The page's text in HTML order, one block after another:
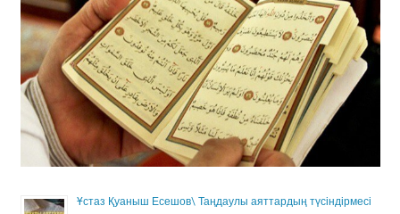
Ұстаз Қуаныш Есешов\ Таңдаулы аяттардың түсіндірмесі